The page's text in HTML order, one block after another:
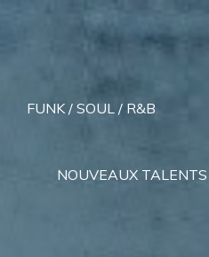
FUNK / SOUL / R&B
NOUVEAUX TALENTS